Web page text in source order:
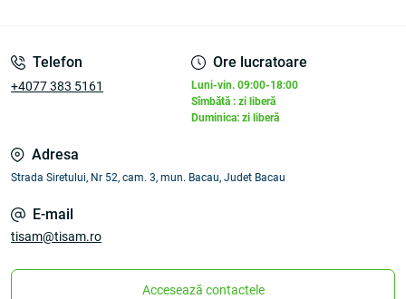
Telefon
+4077 383 5161
Ore lucratoare
Luni-vin. 09:00-18:00
Sîmbătă : zi liberă
Duminica: zi liberă
Adresa
Strada Siretului, Nr 52, cam. 3, mun. Bacau, Judet Bacau
E-mail
tisam@tisam.ro
Accesează contactele